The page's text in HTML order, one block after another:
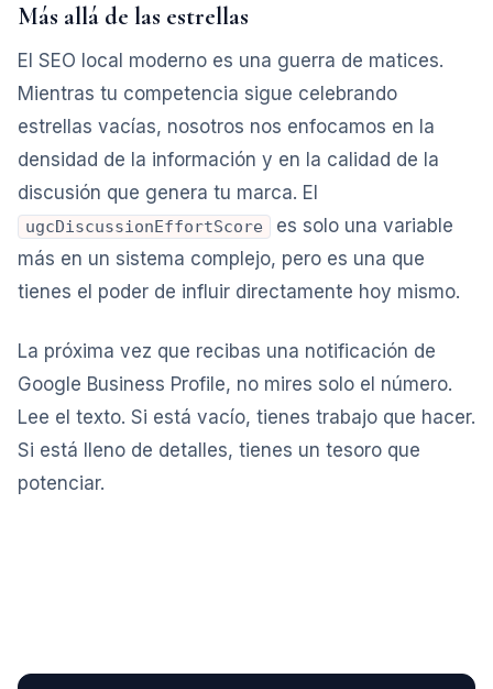
Más allá de las estrellas
El SEO local moderno es una guerra de matices.
Mientras tu competencia sigue celebrando
estrellas vacías, nosotros nos enfocamos en la
densidad de la información y en la calidad de la
discusión que genera tu marca. El
ugcDiscussionEffortScore
es solo una variable
más en un sistema complejo, pero es una que
tienes el poder de influir directamente hoy mismo.
La próxima vez que recibas una notificación de
Google Business Profile, no mires solo el número.
Lee el texto. Si está vacío, tienes trabajo que hacer.
Si está lleno de detalles, tienes un tesoro que
potenciar.